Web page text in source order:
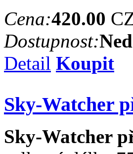
Cena:420.00
Dostupnost:
Detail Koupit
Sky-Watcher
Sky-Watcher